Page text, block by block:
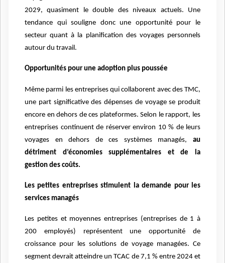
2029, quasiment le double des niveaux actuels. Une
tendance qui souligne donc une opportunité pour le
secteur quant à la planification des voyages personnels
autour du travail.
Opportunités pour une adoption plus poussée
Même parmi les entreprises qui collaborent avec des TMC,
une part significative des dépenses de voyage se produit
encore en dehors de ces plateformes. Selon le rapport, les
entreprises continuent de réserver environ 10 % de leurs
voyages en dehors de ces systèmes managés, au
détriment d’économies supplémentaires et de la
gestion des coûts.
Les petites entreprises stimulent la demande pour les
services managés
Les petites et moyennes entreprises (entreprises de 1 à
200 employés) représentent une opportunité de
croissance pour les solutions de voyage managées. Ce
segment devrait atteindre un TCAC de 7,1 % entre 2024 et